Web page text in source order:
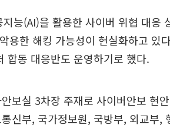
능(AI)을 활용한 사이버 위협 대응
용한 해킹 가능성이 현실화하고 있
합동 대응반도 운영하기로 했다.
보실 3차장 주재로 사이버안보 현
신부, 국가정보원, 국방부, 외교부,